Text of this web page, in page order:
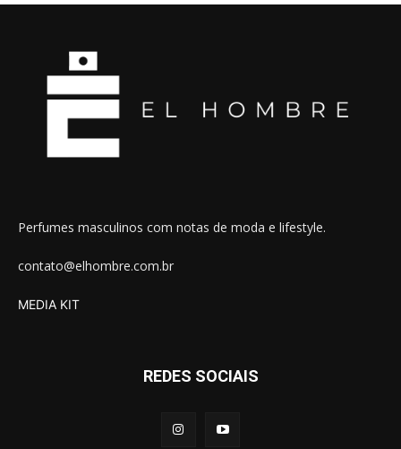
Perfumes masculinos com notas de moda e lifestyle.
contato@elhombre.com.br
MEDIA KIT
REDES SOCIAIS